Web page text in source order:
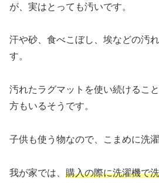
が、 実はとっても汚いです。
汗や砂、食べこぼし、埃などの汚
す。
汚れたラグマットを使い続けること
方もいるそうです。
子供も使う物なので、こまめに洗
我が家では、 購入の際に洗濯機で